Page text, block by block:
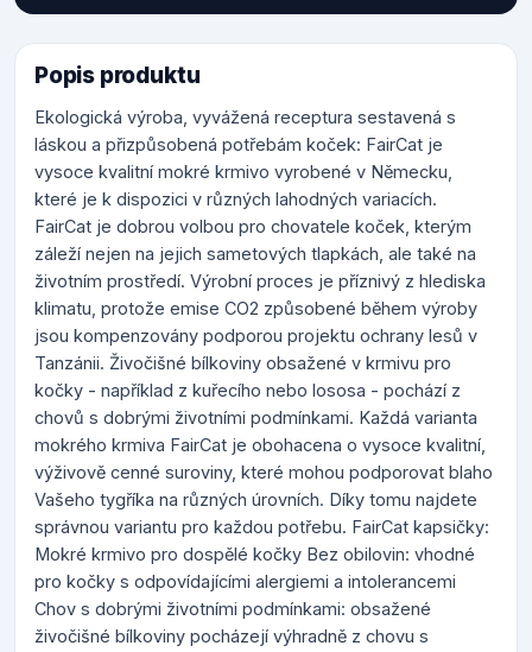
Popis produktu
Ekologická výroba, vyvážená receptura sestavená s
láskou a přizpůsobená potřebám koček: FairCat je
vysoce kvalitní mokré krmivo vyrobené v Německu,
které je k dispozici v různých lahodných variacích.
FairCat je dobrou volbou pro chovatele koček, kterým
záleží nejen na jejich sametových tlapkách, ale také na
životním prostředí. Výrobní proces je příznivý z hlediska
klimatu, protože emise CO2 způsobené během výroby
jsou kompenzovány podporou projektu ochrany lesů v
Tanzánii. Živočišné bílkoviny obsažené v krmivu pro
kočky - například z kuřecího nebo lososa - pochází z
chovů s dobrými životními podmínkami. Každá varianta
mokrého krmiva FairCat je obohacena o vysoce kvalitní,
výživově cenné suroviny, které mohou podporovat blaho
Vašeho tygříka na různých úrovních. Díky tomu najdete
správnou variantu pro každou potřebu. FairCat kapsičky:
Mokré krmivo pro dospělé kočky Bez obilovin: vhodné
pro kočky s odpovídajícími alergiemi a intolerancemi
Chov s dobrými životními podmínkami: obsažené
živočišné bílkoviny pocházejí výhradně z chovu s